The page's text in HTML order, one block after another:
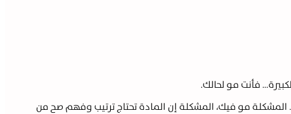
فأنت مو لحالك.
مو فيك، المشكلة إن المادة تحتاج ترتيب وفهم صح من